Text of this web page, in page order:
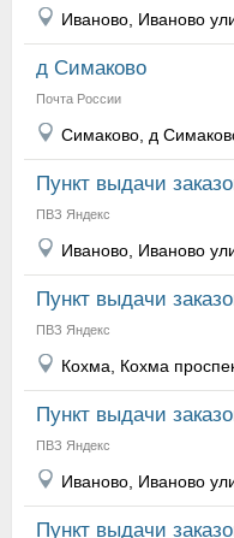
Иваново, Иваново
д Симаково
Почта России
Симаково, д
Пункт выдачи
ПВЗ Яндекс
Иваново, Иваново
Пункт выдачи
ПВЗ Яндекс
Кохма, Кохма
Пункт выдачи
ПВЗ Яндекс
Иваново, Иваново
Пункт выдачи